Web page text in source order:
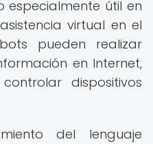
especialmente útil en
virtual en el
pueden realizar
en Internet,
dispositivos
del lenguaje